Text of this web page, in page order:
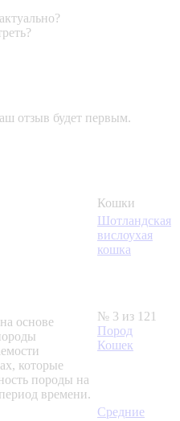
отзыв будет первым.
Кошки
Шотландская
вислоухая
кошка
основе
которые
породы на
времени.
№ 3 из 121
Пород
Кошек
Средние